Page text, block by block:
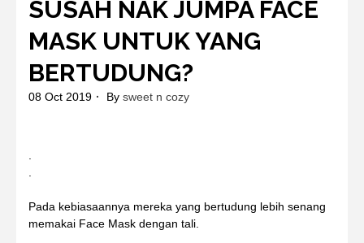
SUSAH NAK JUMPA FACE
MASK UNTUK YANG
BERTUDUNG?
08 Oct 2019 By sweet n cozy
.
.
Pada kebiasaannya mereka yang bertudung lebih senang
memakai Face Mask dengan tali.